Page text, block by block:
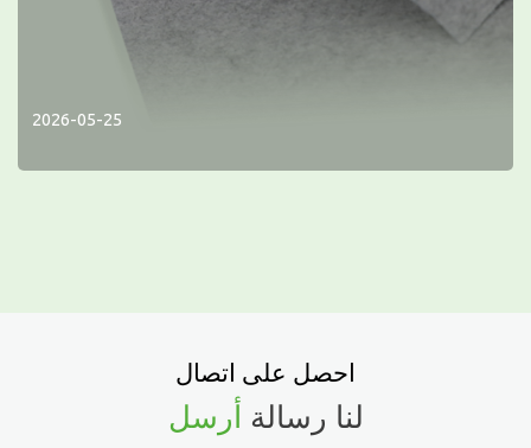
2026-05-25
احصل على اتصال
لنا رسالة أرسل